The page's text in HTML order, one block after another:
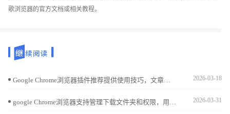
歌浏览器的官方文档或相关教程。
2026-03-18
2026-03-31